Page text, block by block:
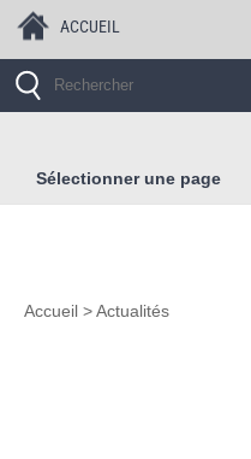
ACCUEIL
Sélectionner une page
Accueil > Actualités